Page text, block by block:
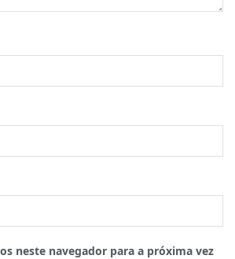
neste navegador para a próxima vez